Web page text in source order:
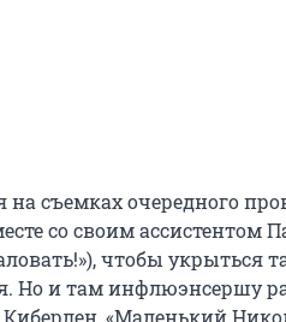
на съемках очередного
со своим ассистентом
чтобы укрыться
Но и там инфлюэнсершу
«Маленький